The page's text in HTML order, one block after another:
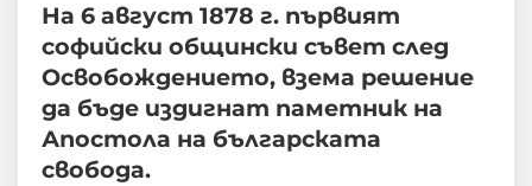
На 6 август 1878 г. първият
софийски общински съвет след
Освобождението, взема решение
да бъде издигнат паметник на
Апостола на българската
свобода.